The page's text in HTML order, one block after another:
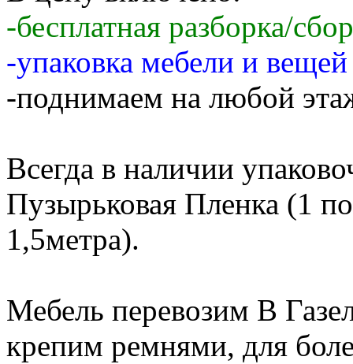
-бесплатная разборка/
-упаковка мебели и
-поднимаем на любой
Всегда в наличии
Пузырьковая Пленка (1
1,5метра).
Мебель перевозим В
крепим ремнями, для